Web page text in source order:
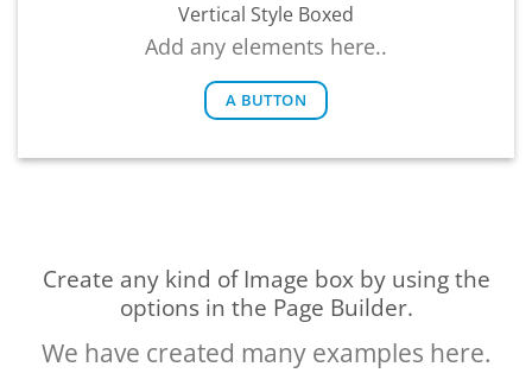
Vertical Style Boxed
Add any elements here..
A BUTTON
Create any kind of Image box by using the
options in the Page Builder.
We have created many examples here.